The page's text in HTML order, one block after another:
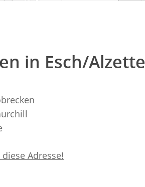
in Esch/Alzette
Adresse!